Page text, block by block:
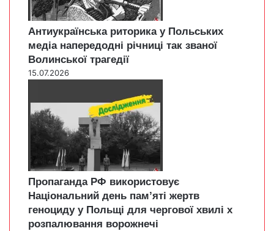
Антиукраїнська риторика у Польських
медіа напередодні річниці так званої
Волинської трагедії
15.07.2026
Пропаганда РФ використовує
Національний день пам’яті жертв
геноциду у Польщі для чергової хвилі х
розпалювання ворожнечі